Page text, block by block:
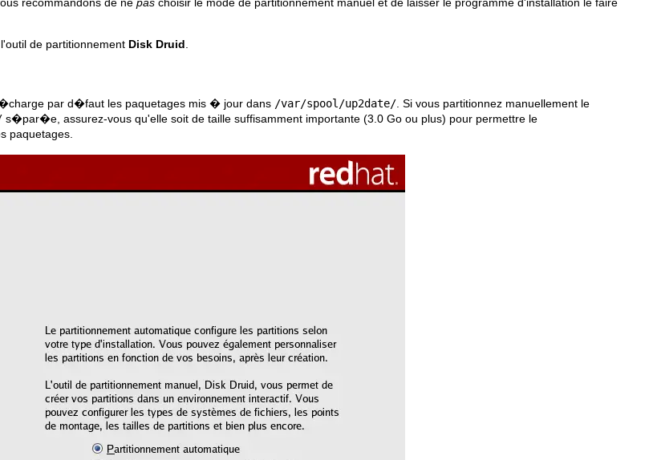
de partitionnement Disk Druid
par d�faut les paquetages mis � jour dans /var/spool/up2date/ . Si vous partitionnez manuellement le
s�par�e, assurez-vous qu'elle soit de taille suffisamment importante (3.0 Go ou plus) pour permettre le
paquetages.